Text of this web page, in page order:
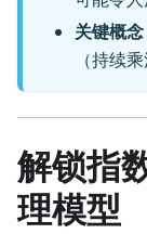
关键概念
（持续
解锁指
理模型